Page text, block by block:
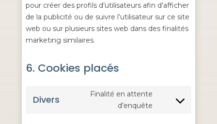
pour créer des profils d’utilisateurs afin d’afficher
de la publicité ou de suivre l’utilisateur sur ce site
web ou sur plusieurs sites web dans des finalités
marketing similaires.
6. Cookies placés
Divers
Finalité en attente
d’enquête
Consent